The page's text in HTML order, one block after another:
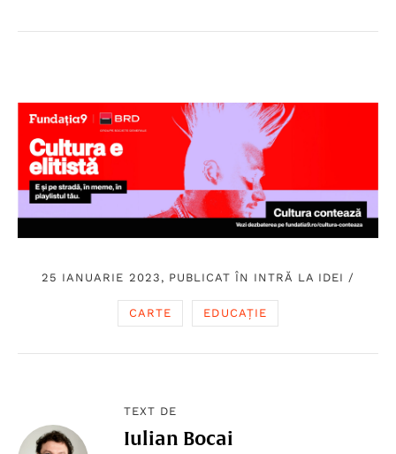
25 IANUARIE 2023, PUBLICAT ÎN INTRĂ LA IDEI /
CARTE EDUCAȚIE
TEXT DE
Iulian Bocai